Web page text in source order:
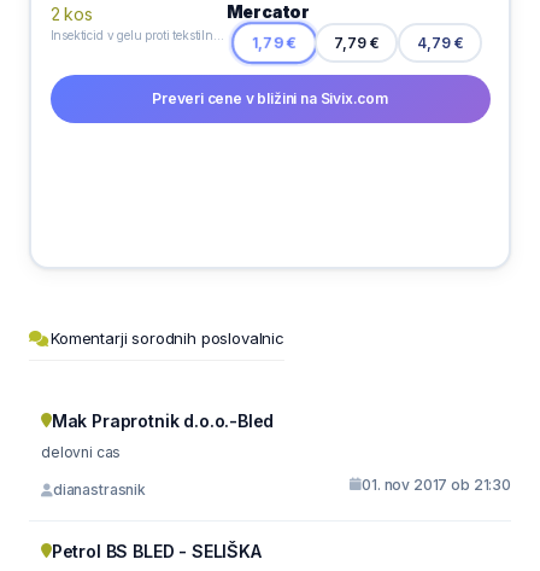
Mercator
1,79 € 7,79 € 4,79 €
Preveri cene v bližini na Sivix.com
Komentarji sorodnih poslovalnic
Mak Praprotnik d.o.o.-Bled
delovni cas
dianastrasnik 01. nov 2017 ob 21:30
Petrol BS BLED - SELIŠKA